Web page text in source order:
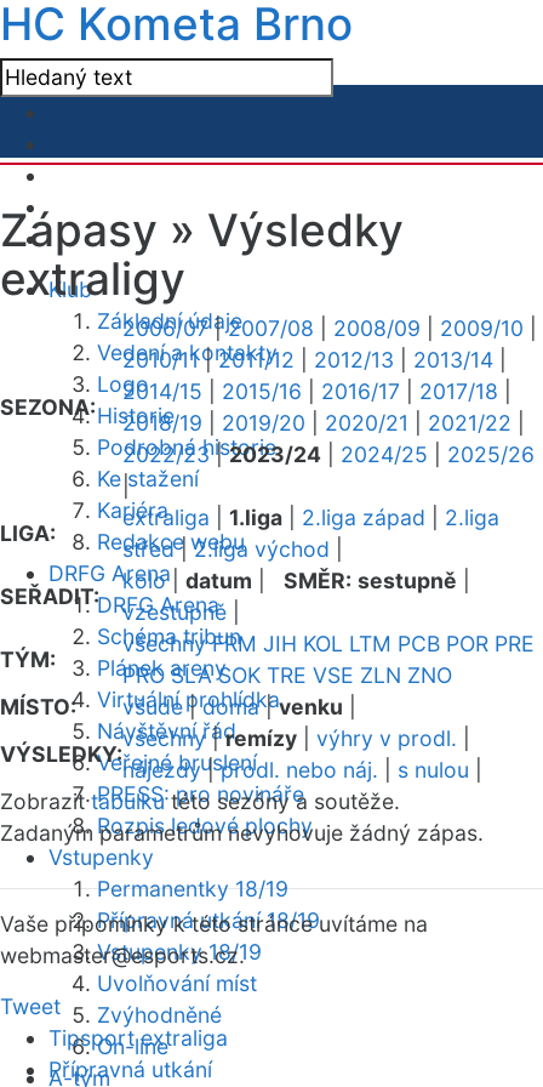
HC Kometa Brno
Klub
Základní údaje
Vedení a kontakty
Logo
Historie
Podrobná historie
Ke stažení
Kariéra
Redakce webu
DRFG Arena
DRFG Arena
Schéma tribun
Plánek areny
Virtuální prohlídka
Návštěvní řád
Veřejné bruslení
PRESS: pro novináře
Rozpis ledové plochy
Vstupenky
Permanentky 18/19
Přípravná utkání 18/19
Vstupenky 18/19
Uvolňování míst
Zvýhodněné
On-line
A-tým
Zápasy » Výsledky
extraligy
SEZONA:
2006/07|2007/08 2008/09 2009/10
2010/11|2011/12 2012/13 2013/14
2014/15
2015/16 2016/17 2017/18
2018/19
2019/20 2020/21 2021/22
2022/23|2023/24 2024/25
2025/26
|
LIGA:
extraliga 1.liga 2.liga západ
2.liga
střed|2.liga východ
SEŘADIT:
kolo| datum SMĚR: sestupně
vzestupně
TÝM:
všechny FRM JIH KOL LTM PCB POR PRE
PRO SLA SOK TRE VSE ZLN ZNO
MÍSTO:
všude|doma|venku
VÝSLEDKY:
všechny|remízy výhry v prodl.
nájezdy|prodl. nebo náj. s nulou
Zobrazittabulkutéto sezóny a soutěže.
Zadaným parametrům nevyhovuje žádný zápas.
Vaše připomínky k této stránce uvítáme na
webmaster@esports.cz.
Tweet
Tipsport extraliga
Přípravná utkání